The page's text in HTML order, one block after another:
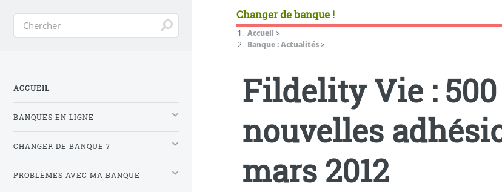
Changer de banque !
Accueil >
Banque : Actualités>
Fildelity Vie :
nouvelles
mars 2012
ACCUEIL
BANQUES EN LIGNE
CHANGER DE BANQUE ?
PROBLÈMES AVEC MA BANQUE